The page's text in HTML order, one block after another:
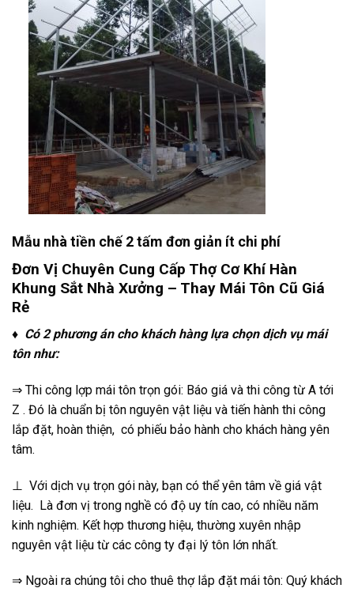
Mẫu nhà tiền chế 2 tấm đơn giản ít chi phí
Đơn Vị Chuyên Cung Cấp Thợ Cơ Khí Hàn
Khung Sắt Nhà Xưởng – Thay Mái Tôn Cũ Giá
Rẻ
♦ Có 2 phương án cho khách hàng lựa chọn dịch vụ mái
tôn như:
⇒ Thi công lợp mái tôn trọn gói: Báo giá và thi công từ A tới
Z . Đó là chuẩn bị tôn nguyên vật liệu và tiến hành thi công
lắp đặt, hoàn thiện, có phiếu bảo hành cho khách hàng yên
tâm.
⊥ Với dịch vụ trọn gói này, bạn có thể yên tâm về giá vật
liệu. Là đơn vị trong nghề có độ uy tín cao, có nhiều năm
kinh nghiệm. Kết hợp thương hiệu, thường xuyên nhập
nguyên vật liệu từ các công ty đại lý tôn lớn nhất.
⇒ Ngoài ra chúng tôi cho thuê thợ lắp đặt mái tôn: Quý khách